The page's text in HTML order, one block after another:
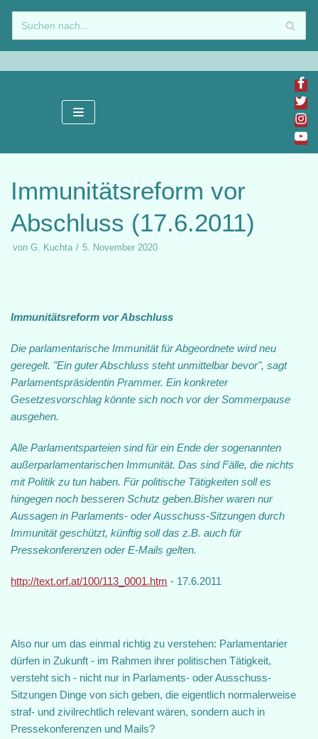
Zum
Inhalt
springen
Immunitätsreform vor
Abschluss (17.6.2011)
von G. Kuchta 5. November 2020
Immunitätsreform vor Abschluss
Die parlamentarische Immunität für Abgeordnete wird neu
geregelt. "Ein guterAbschluss steht unmittelbar bevor", sagt
Parlamentspräsidentin Prammer. Ein konkreter
Gesetzesvorschlag könnte sich noch vor der Sommerpause
ausgehen.
Alle Parlamentsparteien sind für ein Ende der sogenannten
außerparlamentarischen Immunität. Das sind Fälle, die nichts
mit Politik zu tun haben. Fürpolitische Tätigkeiten soll es
hingegen noch besseren Schutz geben.Bisher waren nur
Aussagen in Parlaments- oder Ausschuss-Sitzungen durch
Immunität geschützt, künftig soll das z.B. auch für
Pressekonferenzen oder E-Mails gelten.
http://text.orf.at/100/113_0001.htm - 17.6.2011
Also nur um das einmal richtig zu verstehen: Parlamentarier
dürfen in Zukunft - im Rahmen ihrer politischen Tätigkeit,
versteht sich - nicht nur in Parlaments- oder Ausschuss-
Sitzungen Dinge von sich geben, die eigentlich normalerweise
straf- und zivilrechtlich relevant wären, sondern auch in
Pressekonferenzen und Mails?